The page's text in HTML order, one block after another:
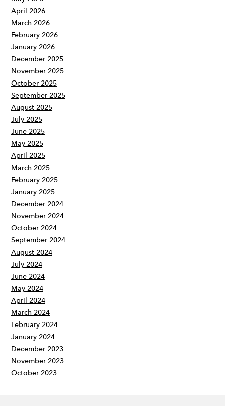
April 2026
March 2026
February 2026
January 2026
December 2025
November 2025
October 2025
September 2025
August 2025
July 2025
June 2025
May 2025
April 2025
March 2025
February 2025
January 2025
December 2024
November 2024
October 2024
September 2024
August 2024
July 2024
June 2024
May 2024
April 2024
March 2024
February 2024
January 2024
December 2023
November 2023
October 2023